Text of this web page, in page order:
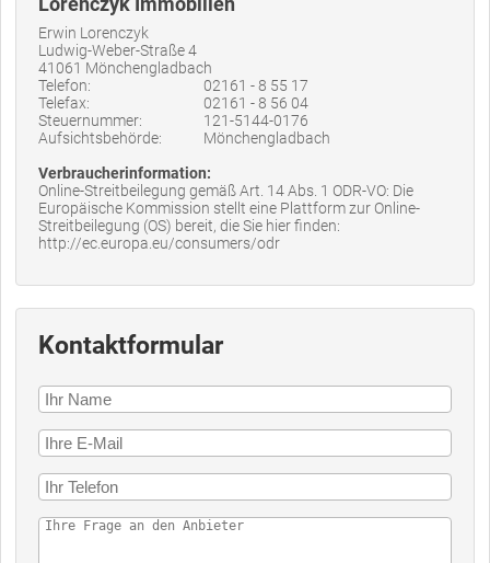
Erwin Lorenczyk
Ludwig-Weber-Straße 4
41061 Mönchengladbach
Telefon:
02161 - 8 55 17
Telefax:
02161 - 8 56 04
Steuernummer:
121-5144-0176
Aufsichtsbehörde:
Mönchengladbach
Verbraucherinformation:
Online-Streitbeilegung gemäß Art. 14 Abs. 1 ODR-VO: Die
Europäische Kommission stellt eine Plattform zur Online-
Streitbeilegung (OS) bereit, die Sie hier finden:
http://ec.europa.eu/consumers/odr
Kontaktformular